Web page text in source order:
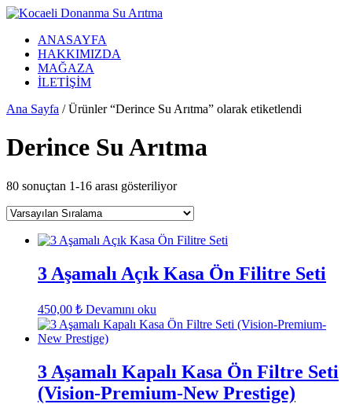
İçeriğe
ANASAYFA
HAKKIMIZDA
MAĞAZA
İLETİŞİM
Ana Sayfa / Ürünler “Derince Su Arıtma” olarak etiketlendi
Derince Su Arıtma
80 sonuçtan 1-16 arası gösteriliyor
3 Aşamalı Açık Kasa Ön Filitre Seti
450,00 ₺ Devamını oku
3 Aşamalı Kapalı Kasa Ön Filtre Seti
(Vision-Premium-New Prestige)